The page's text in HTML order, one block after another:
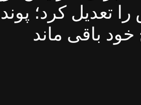
را تعدیل کرد؛ پوند
باقی ماند